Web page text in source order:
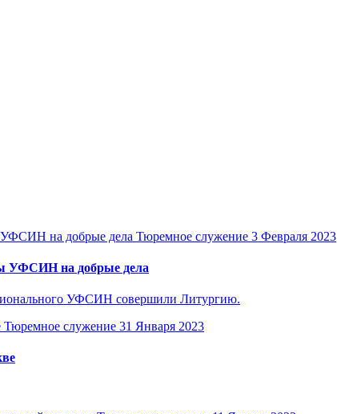
Тюремное служение 3 Февраля 2023
УФСИН на добрые дела
УФСИН совершили Литургию.
Тюремное служение 31 Января 2023